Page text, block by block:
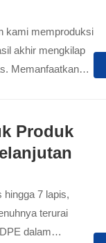
kami memproduksi
akhir mengkilap
Memanfaatkan
Produk
hingga 7 lapis,
terurai
dalam